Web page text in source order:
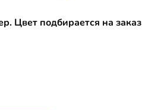
Цвет подбирается на заказ